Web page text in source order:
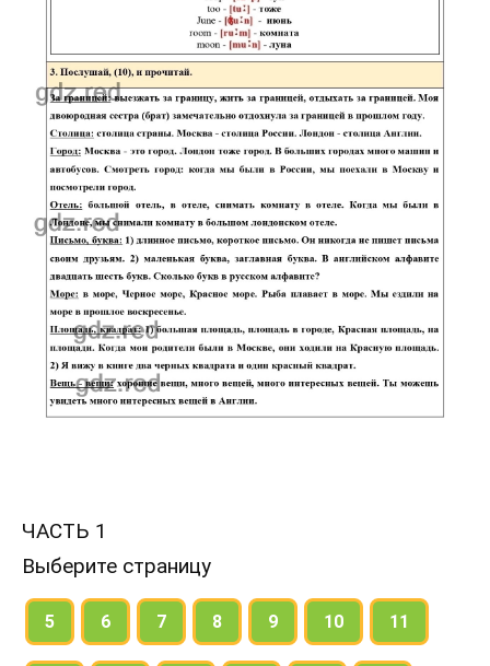
ЧАСТЬ 1
Выберите страницу
5 6 7 8 9 10 11